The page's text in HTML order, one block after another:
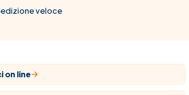
veloce
on line